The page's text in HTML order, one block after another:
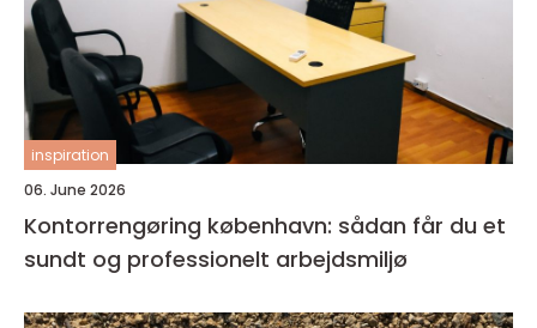
inspiration
06. June 2026
Kontorrengøring københavn: sådan får du et
sundt og professionelt arbejdsmiljø